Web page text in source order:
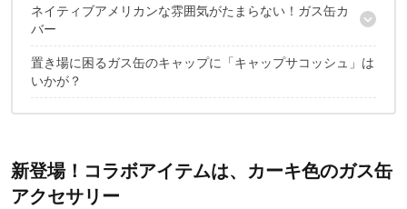
ネイティブアメリカンな雰囲気がたまらない！ガス缶カ
バー
「NICO&MOUNTAINEER APARTMENT」って？
置き場に困るガス缶のキャップに「キャップサコッシュ」は
いかが？
新登場！コラボアイテムは、カーキ色のガス缶
アクセサリー